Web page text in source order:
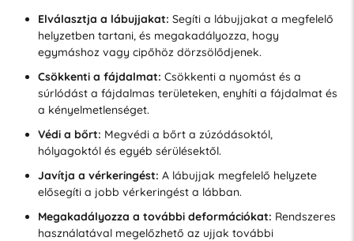
Elválasztja a lábujjakat: Segíti a lábujjakat a megfelelő
helyzetben tartani, és megakadályozza, hogy
egymáshoz vagy cipőhöz dörzsölődjenek.
Csökkenti a fájdalmat: Csökkenti a nyomást és a
súrlódást a fájdalmas területeken, enyhíti a fájdalmat és
a kényelmetlenséget.
Védi a bőrt: Megvédi a bőrt a zúzódásoktól,
hólyagoktól és egyéb sérülésektől.
Javítja a vérkeringést: A lábujjak megfelelő helyzete
elősegíti a jobb vérkeringést a lábban.
Megakadályozza a további deformációkat: Rendszeres
használatával megelőzhető az ujjak további